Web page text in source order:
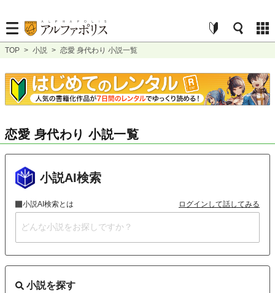
TOP > 小説 > 恋愛 身代わり 小説一覧
恋愛 身代わり 小説一覧
小説AI検索
小説AI検索とは ログインして話してみる
小説を探す